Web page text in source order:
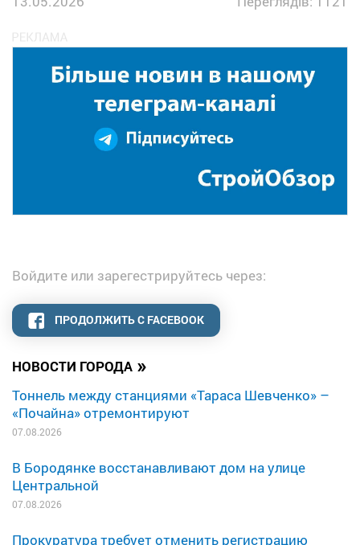
НОВОСТИ ГОРОДА »
Тоннель между станциями «Тараса Шевченко» –
«Почайна» отремонтируют
07.08.2026
В Бородянке восстанавливают дом на улице
Центральной
07.08.2026
Прокуратура требует отменить регистрацию
Войдите или зарегестрируйтесь через:
ПРОДОЛЖИТЬ С FACEBOOK